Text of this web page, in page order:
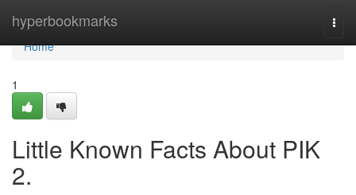
hyperbookmarks
Home
Home
1
Little Known Facts About PIK
2.